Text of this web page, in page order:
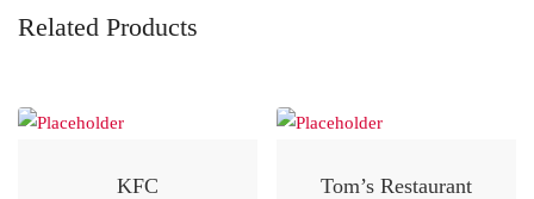
Related Products
KFC Tom’s Restaurant